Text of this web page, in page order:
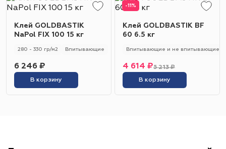
Клей GOLDBASTIK
NaPol FIX 100 15 кг
280 - 330 гр/м2 Впитывающие
6 246 ₽
В корзину
-11%
Клей GOLDBASTIK BF
60 6.5 кг
Впитывающие и не впитывающие
5 213 ₽
4 614 ₽
В корзину